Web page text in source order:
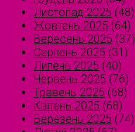
Листопад 2025 (48)
Жовтень 2025 (64)
Вересень 2025 (37)
Серпень 2025 (31)
Липень 2025 (40)
Червень 2025 (76)
Травень 2025 (68)
Квітень 2025 (68)
Березень 2025 (74)